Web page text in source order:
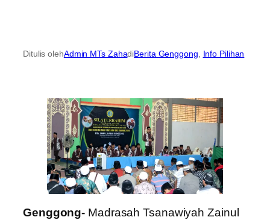
Ditulis olehAdmin MTs ZahadiBerita Genggong Info Pilihan
Genggong- Madrasah Tsanawiyah Zainul